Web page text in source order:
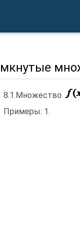
8.1.Множество
Примеры: 1.